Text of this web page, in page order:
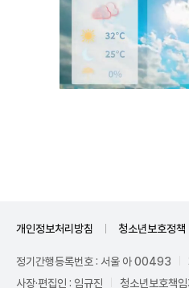
개인정보처리방침 청소년보호정책
정기간행등록번호 : 서울 아 00493
사장·편집인 : 임규진
청소년보호책